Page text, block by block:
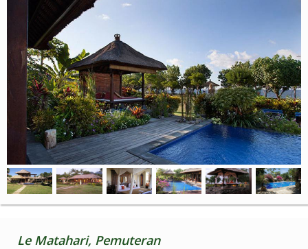
Le Matahari, Pemuteran